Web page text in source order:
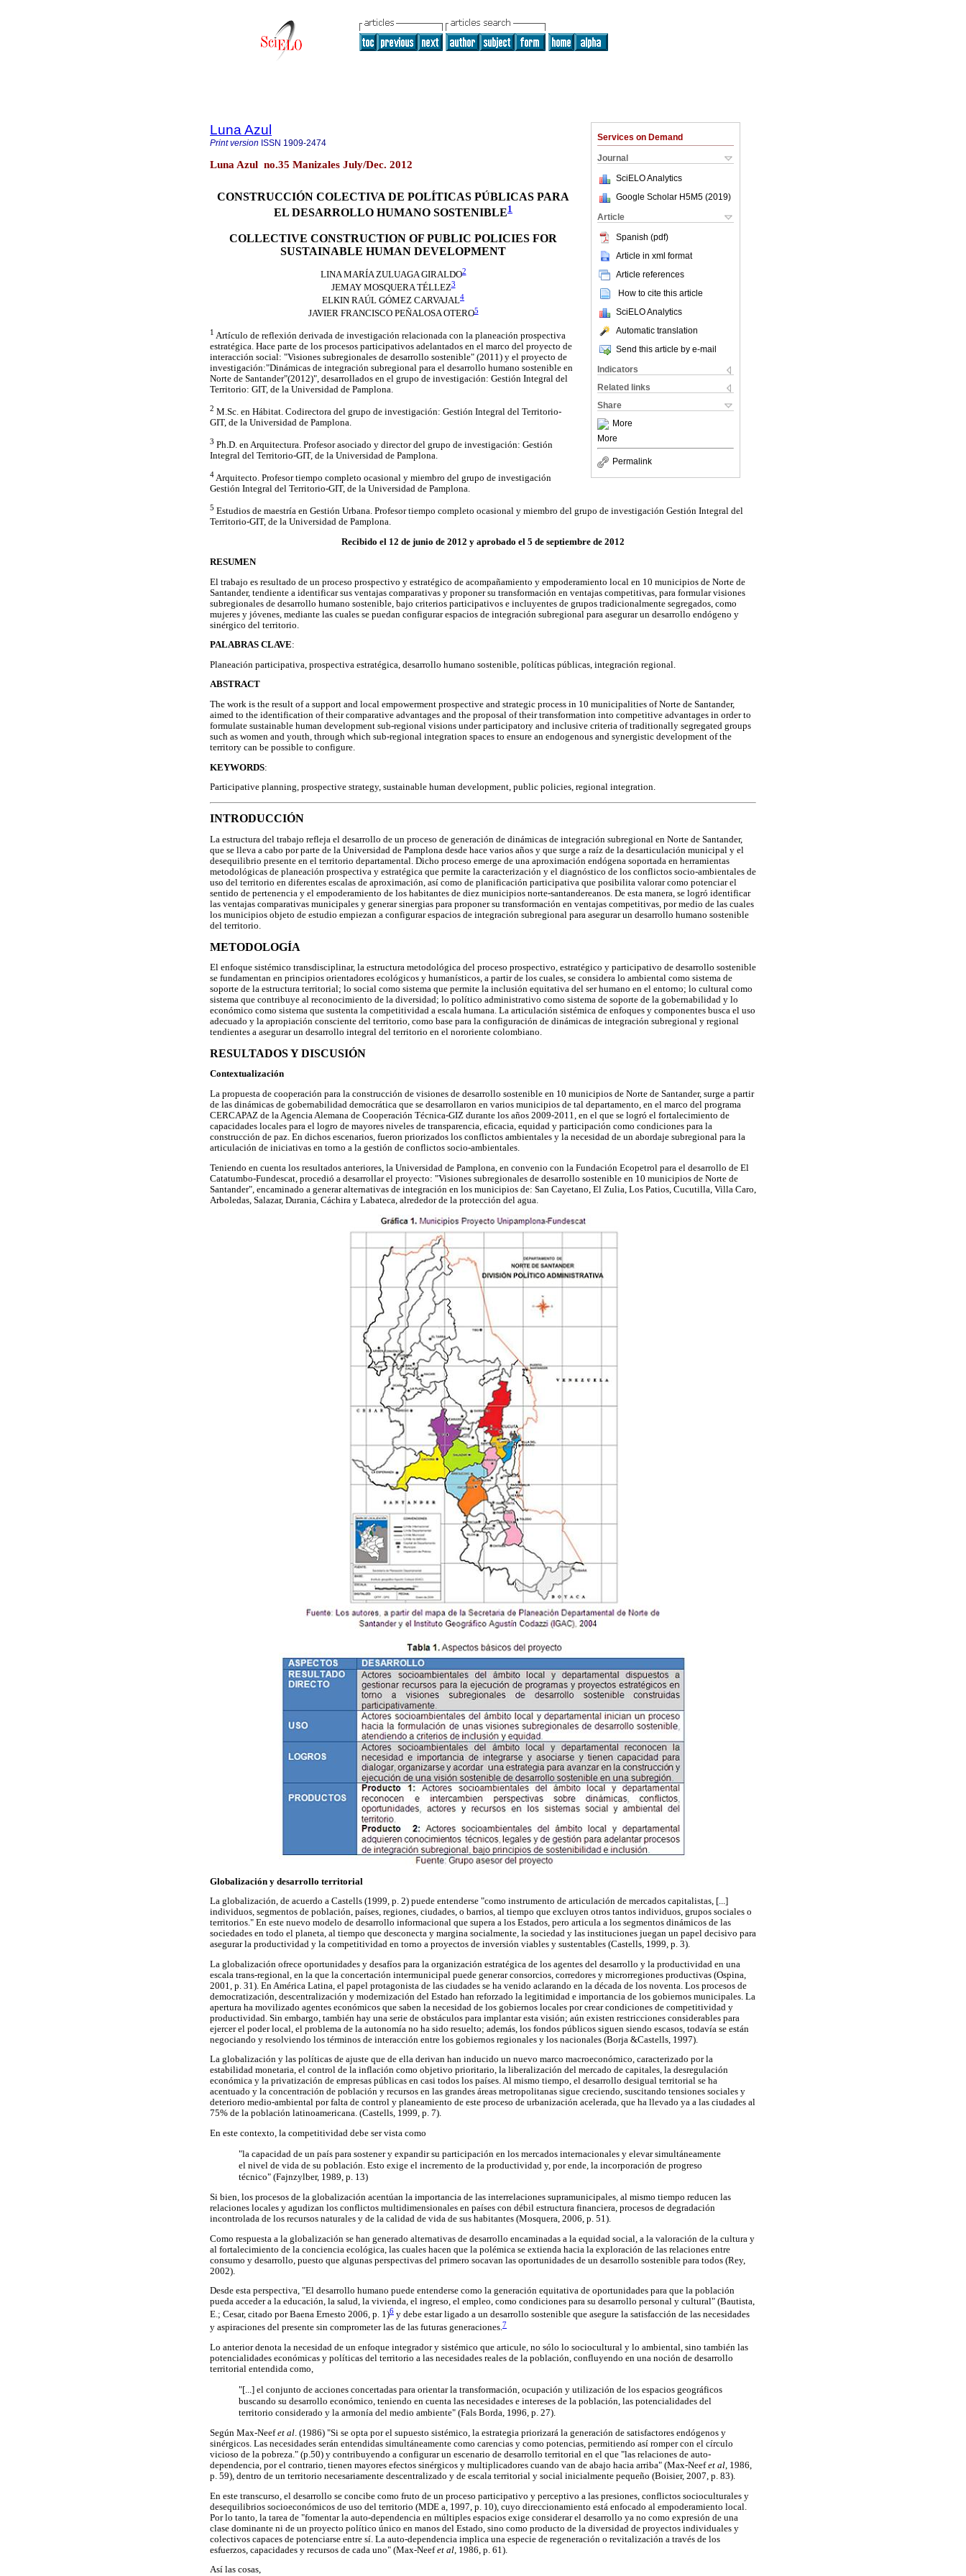
Services on Demand
Journal
SciELO Analytics
Google Scholar H5M5 (2019)
Article
Spanish (pdf)
Article in xml format
Article references
How to cite this article
SciELO Analytics
Automatic translation
Send this article by e-mail
Indicators
Related links
Share
More
More
Permalink
Luna Azul
Print version ISSN 1909-2474
Luna Azul no.35 Manizales July/Dec. 2012
CONSTRUCCIÓN COLECTIVA DE POLÍTICAS PÚBLICAS PARA
EL DESARROLLO HUMANO SOSTENIBLE1
COLLECTIVE CONSTRUCTION OF PUBLIC POLICIES FOR
SUSTAINABLE HUMAN DEVELOPMENT
LINA MARÍA ZULUAGA GIRALDO2
JEMAY MOSQUERA TÉLLEZ3
ELKIN RAÚL GÓMEZ CARVAJAL4
JAVIER FRANCISCO PEÑALOSA OTERO5
1 Artículo de reflexión derivada de investigación relacionada con la planeación prospectiva
estratégica. Hace parte de los procesos participativos adelantados en el marco del proyecto de
interacción social: "Visiones subregionales de desarrollo sostenible" (2011) y el proyecto de
investigación:"Dinámicas de integración subregional para el desarrollo humano sostenible en
Norte de Santander"(2012)", desarrollados en el grupo de investigación: Gestión Integral del
Territorio: GIT, de la Universidad de Pamplona.
2 M.Sc. en Hábitat. Codirectora del grupo de investigación: Gestión Integral del Territorio-
GIT, de la Universidad de Pamplona.
3 Ph.D. en Arquitectura. Profesor asociado y director del grupo de investigación: Gestión
Integral del Territorio-GIT, de la Universidad de Pamplona.
4Arquitecto. Profesor tiempo completo ocasional y miembro del grupo de investigación
Gestión Integral del Territorio-GIT, de la Universidad de Pamplona.
5 Estudios de maestría en Gestión Urbana. Profesor tiempo completo ocasional y miembro del grupo de investigación Gestión Integral del
Territorio-GIT, de la Universidad de Pamplona.
Recibido el 12 de junio de 2012 y aprobado el 5 de septiembre de 2012
RESUMEN
El trabajo es resultado de un proceso prospectivo y estratégico de acompañamiento y empoderamiento local en 10 municipios de Norte de
Santander, tendiente a identificar sus ventajas comparativas y proponer su transformación en ventajas competitivas, para formular visiones
subregionales de desarrollo humano sostenible, bajo criterios participativos e incluyentes de grupos tradicionalmente segregados, como
mujeres y jóvenes, mediante las cuales se puedan configurar espacios de integración subregional para asegurar un desarrollo endógeno y
sinérgico del territorio.
PALABRAS CLAVE:
Planeación participativa, prospectiva estratégica, desarrollo humano sostenible, políticas públicas, integración regional.
ABSTRACT
The work is the result of a support and local empowerment prospective and strategic process in 10 municipalities of Norte de Santander,
aimed to the identification of their comparative advantages and the proposal of their transformation into competitive advantages in order to
formulate sustainable human development sub-regional visions under participatory and inclusive criteria of traditionally segregated groups
such as women and youth, through which sub-regional integration spaces to ensure an endogenous and synergistic development of the
territory can be possible to configure.
KEYWORDS:
Participative planning, prospective strategy, sustainable human development, public policies, regional integration.
INTRODUCCIÓN
La estructura del trabajo refleja el desarrollo de un proceso de generación de dinámicas de integración subregional en Norte de Santander,
que se lleva a cabo por parte de la Universidad de Pamplona desde hace varios años y que surge a raíz de la desarticulación municipal y el
desequilibrio presente en el territorio departamental. Dicho proceso emerge de una aproximación endógena soportada en herramientas
metodológicas de planeación prospectiva y estratégica que permite la caracterización y el diagnóstico de los conflictos socio-ambientales de
uso del territorio en diferentes escalas de aproximación, así como de planificación participativa que posibilita valorar como potenciar el
sentido de pertenencia y el empoderamiento de los habitantes de diez municipios norte-santandereanos. De esta manera, se logró identificar
las ventajas comparativas municipales y generar sinergias para proponer su transformación en ventajas competitivas, por medio de las cuales
los municipios objeto de estudio empiezan a configurar espacios de integración subregional para asegurar un desarrollo humano sostenible
del territorio.
METODOLOGÍA
El enfoque sistémico transdisciplinar, la estructura metodológica del proceso prospectivo, estratégico y participativo de desarrollo sostenible
se fundamentan en principios orientadores ecológicos y humanísticos, a partir de los cuales, se considera lo ambiental como sistema de
soporte de la estructura territorial; lo social como sistema que permite la inclusión equitativa del ser humano en el entorno; lo cultural como
sistema que contribuye al reconocimiento de la diversidad; lo político administrativo como sistema de soporte de la gobernabilidad y lo
económico como sistema que sustenta la competitividad a escala humana. La articulación sistémica de enfoques y componentes busca el uso
adecuado y la apropiación consciente del territorio, como base para la configuración de dinámicas de integración subregional y regional
tendientes a asegurar un desarrollo integral del territorio en el nororiente colombiano.
RESULTADOS Y DISCUSIÓN
Contextualización
La propuesta de cooperación para la construcción de visiones de desarrollo sostenible en 10 municipios de Norte de Santander, surge a partir
de las dinámicas de gobernabilidad democrática que se desarrollaron en varios municipios de tal departamento, en el marco del programa
CERCAPAZ de la Agencia Alemana de Cooperación Técnica-GIZ durante los años 2009-2011, en el que se logró el fortalecimiento de
capacidades locales para el logro de mayores niveles de transparencia, eficacia, equidad y participación como condiciones para la
construcción de paz. En dichos escenarios, fueron priorizados los conflictos ambientales y la necesidad de un abordaje subregional para la
articulación de iniciativas en torno a la gestión de conflictos socio-ambientales.
Teniendo en cuenta los resultados anteriores, la Universidad de Pamplona, en convenio con la Fundación Ecopetrol para el desarrollo de El
Catatumbo-Fundescat, procedió a desarrollar el proyecto: "Visiones subregionales de desarrollo sostenible en 10 municipios de Norte de
Santander", encaminado a generar alternativas de integración en los municipios de: San Cayetano, El Zulia, Los Patios, Cucutilla, Villa Caro,
Arboledas, Salazar, Durania, Cáchira y Labateca, alrededor de la protección del agua.
Globalización y desarrollo territorial
La globalización, de acuerdo a Castells (1999, p. 2) puede entenderse "como instrumento de articulación de mercados capitalistas, [...]
individuos, segmentos de población, países, regiones, ciudades, o barrios, al tiempo que excluyen otros tantos individuos, grupos sociales o
territorios." En este nuevo modelo de desarrollo informacional que supera a los Estados, pero articula a los segmentos dinámicos de las
sociedades en todo el planeta, al tiempo que desconecta y margina socialmente, la sociedad y las instituciones juegan un papel decisivo para
asegurar la productividad y la competitividad en torno a proyectos de inversión viables y sustentables (Castells, 1999, p. 3).
La globalización ofrece oportunidades y desafíos para la organización estratégica de los agentes del desarrollo y la productividad en una
escala trans-regional, en la que la concertación intermunicipal puede generar consorcios, corredores y microrregiones productivas (Ospina,
2001, p. 31). En América Latina, el papel protagonista de las ciudades se ha venido aclarando en la década de los noventa. Los procesos de
democratización, descentralización y modernización del Estado han reforzado la legitimidad e importancia de los gobiernos municipales. La
apertura ha movilizado agentes económicos que saben la necesidad de los gobiernos locales por crear condiciones de competitividad y
productividad. Sin embargo, también hay una serie de obstáculos para implantar esta visión; aún existen restricciones considerables para
ejercer el poder local, el problema de la autonomía no ha sido resuelto; además, los fondos públicos siguen siendo escasos, todavía se están
negociando y resolviendo los términos de interacción entre los gobiernos regionales y los nacionales (Borja &Castells, 1997).
La globalización y las políticas de ajuste que de ella derivan han inducido un nuevo marco macroeconómico, caracterizado por la
estabilidad monetaria, el control de la inflación como objetivo prioritario, la liberalización del mercado de capitales, la desregulación
económica y la privatización de empresas públicas en casi todos los países. Al mismo tiempo, el desarrollo desigual territorial se ha
acentuado y la concentración de población y recursos en las grandes áreas metropolitanas sigue creciendo, suscitando tensiones sociales y
deterioro medio-ambiental por falta de control y planeamiento de este proceso de urbanización acelerada, que ha llevado ya a las ciudades al
75% de la población latinoamericana. (Castells, 1999, p. 7).
En este contexto, la competitividad debe ser vista como
"la capacidad de un país para sostener y expandir su participación en los mercados internacionales y elevar simultáneamente
el nivel de vida de su población. Esto exige el incremento de la productividad y, por ende, la incorporación de progreso
técnico" (Fajnzylber, 1989, p. 13)
Si bien, los procesos de la globalización acentúan la importancia de las interrelaciones supramunicipales, al mismo tiempo reducen las
relaciones locales y agudizan los conflictos multidimensionales en países con débil estructura financiera, procesos de degradación
incontrolada de los recursos naturales y de la calidad de vida de sus habitantes (Mosquera, 2006, p. 51).
Como respuesta a la globalización se han generado alternativas de desarrollo encaminadas a la equidad social, a la valoración de la cultura y
al fortalecimiento de la conciencia ecológica, las cuales hacen que la polémica se extienda hacia la exploración de las relaciones entre
consumo y desarrollo, puesto que algunas perspectivas del primero socavan las oportunidades de un desarrollo sostenible para todos (Rey,
2002).
Desde esta perspectiva, "El desarrollo humano puede entenderse como la generación equitativa de oportunidades para que la población
pueda acceder a la educación, la salud, la vivienda, el ingreso, el empleo, como condiciones para su desarrollo personal y cultural" (Bautista,
E.; Cesar, citado por Baena Ernesto 2006, p. 1)6 y debe estar ligado a un desarrollo sostenible que asegure la satisfacción de las necesidades
y aspiraciones del presente sin comprometer las de las futuras generaciones.7
Lo anterior denota la necesidad de un enfoque integrador y sistémico que articule, no sólo lo sociocultural y lo ambiental, sino también las
potencialidades económicas y políticas del territorio a las necesidades reales de la población, confluyendo en una noción de desarrollo
territorial entendida como,
"[...] el conjunto de acciones concertadas para orientar la transformación, ocupación y utilización de los espacios geográficos
buscando su desarrollo económico, teniendo en cuenta las necesidades e intereses de la población, las potencialidades del
territorio considerado y la armonía del medio ambiente" (Fals Borda, 1996, p. 27).
Según Max-Neefet al. (1986) "Si se opta por el supuesto sistémico, la estrategia priorizará la generación de satisfactores endógenos y
sinérgicos. Las necesidades serán entendidas simultáneamente como carencias y como potencias, permitiendo así romper con el círculo
vicioso de la pobreza." (p.50) y contribuyendo a configurar un escenario de desarrollo territorial en el que "las relaciones de auto-
dependencia, por el contrario, tienen mayores efectos sinérgicos y multiplicadores cuando van de abajo hacia arriba" (Max-Neefet al, 1986,
p. 59), dentro de un territorio necesariamente descentralizado y de escala territorial y social inicialmente pequeño (Boisier, 2007, p. 83).
En este transcurso, el desarrollo se concibe como fruto de un proceso participativo y perceptivo a las presiones, conflictos socioculturales y
desequilibrios socioeconómicos de uso del territorio (MDE a, 1997, p. 10), cuyo direccionamiento está enfocado al empoderamiento local.
Por lo tanto, la tarea de "fomentar la auto-dependencia en múltiples espacios exige considerar el desarrollo ya no como expresión de una
clase dominante ni de un proyecto político único en manos del Estado, sino como producto de la diversidad de proyectos individuales y
colectivos capaces de potenciarse entre sí. La auto-dependencia implica una especie de regeneración o revitalización a través de los
esfuerzos, capacidades y recursos de cada uno" (Max-Neefet al , 1986, p. 61).
Así las cosas,